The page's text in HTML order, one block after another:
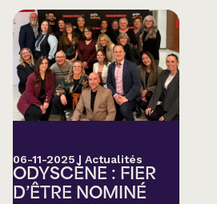
06-11-2025 | Actualités
ODYSCÈNE : FIER
D’ÊTRE NOMINÉ